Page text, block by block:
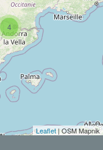
4
Leaflet | OSM Mapnik